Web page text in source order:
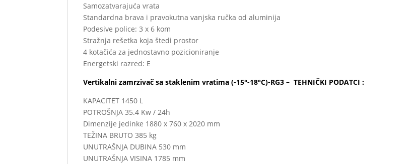
Samozatvarajuća vrata
Standardna brava i pravokutna vanjska ručka od aluminija
Podesive police: 3 x 6 kom
Stražnja rešetka koja štedi prostor
4 kotačića za jednostavno pozicioniranje
Energetski razred: E
Vertikalni zamrzivač sa staklenim vratima (-15°-18°C)-RG3 – TEHNIČKI PODATCI :
KAPACITET 1450 L
POTROŠNJA 35.4 Kw / 24h
Dimenzije jedinke 1880 x 760 x 2020 mm
TEŽINA BRUTO 385 kg
UNUTRAŠNJA DUBINA 530 mm
UNUTRAŠNJA VISINA 1785 mm